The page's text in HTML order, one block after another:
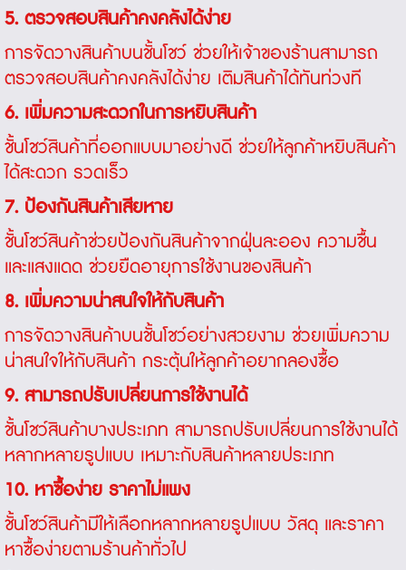
5. ตรวจสอบสินค้าคงคลังได้ง่าย
การจัดวางสินค้าบนชั้นโชว์ ช่วยให้เจ้าของร้านสามารถ
ตรวจสอบสินค้าคงคลังได้ง่าย เติมสินค้าได้ทันท่วงที
6. เพิ่มความสะดวกในการหยิบสินค้า
ชั้นโชว์สินค้าที่ออกแบบมาอย่างดี ช่วยให้ลูกค้าหยิบสินค้า
ได้สะดวก รวดเร็ว
7. ป้องกันสินค้าเสียหาย
ชั้นโชว์สินค้าช่วยป้องกันสินค้าจากฝุ่นละออง ความชื้น
และแสงแดด ช่วยยืดอายุการใช้งานของสินค้า
8. เพิ่มความน่าสนใจให้กับสินค้า
การจัดวางสินค้าบนชั้นโชว์อย่างสวยงาม ช่วยเพิ่มความ
น่าสนใจให้กับสินค้า กระตุ้นให้ลูกค้าอยากลองซื้อ
9. สามารถปรับเปลี่ยนการใช้งานได้
ชั้นโชว์สินค้าบางประเภท สามารถปรับเปลี่ยนการใช้งานได้
หลากหลายรูปแบบ เหมาะกับสินค้าหลายประเภท
10. หาซื้อง่าย ราคาไม่แพง
ชั้นโชว์สินค้ามีให้เลือกหลากหลายรูปแบบ วัสดุ และราคา
หาซื้อง่ายตามร้านค้าทั่วไป